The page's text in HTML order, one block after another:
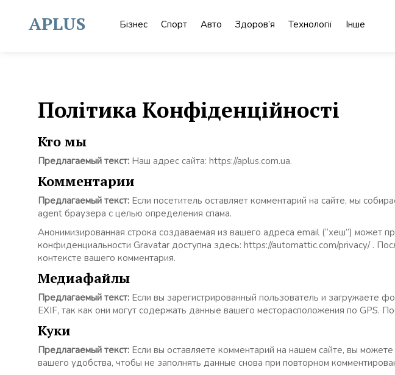
contentAPLUS Бізнес Спорт Авто Здоров’я Технології Інше
Політика Конфіденційності
Кто мы
Предлагаемый текст: Наш адрес сайта: https://aplus.com.ua.
Комментарии
Предлагаемый текст: Если посетитель оставляет комментарий на сайте, мы
agent браузера с целью определения спама.
Анонимизированная строка создаваемая из вашего адреса email (“хеш”) может
конфиденциальности Gravatar доступна здесь: https://automattic.com/privacy/ .
контексте вашего комментария.
Медиафайлы
Предлагаемый текст: Если вы зарегистрированный пользователь и загружаете
EXIF, так как они могут содержать данные вашего месторасположения по GPS.
Куки
Предлагаемый текст: Если вы оставляете комментарий на нашем сайте, вы
вашего удобства, чтобы не заполнять данные снова при повторном